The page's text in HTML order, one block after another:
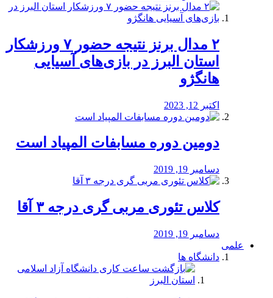
۲ مدال برنز نتیجه حضور ۷ ورزشکار
استان البرز در بازی‌های آسیایی
هانگژو
اکتبر 12, 2023
دومین دوره مسابفات المپیاد است
دسامبر 19, 2019
کلاس تئوری مربی گری درجه ۳ آقا
دسامبر 19, 2019
علمی
دانشگاه ها